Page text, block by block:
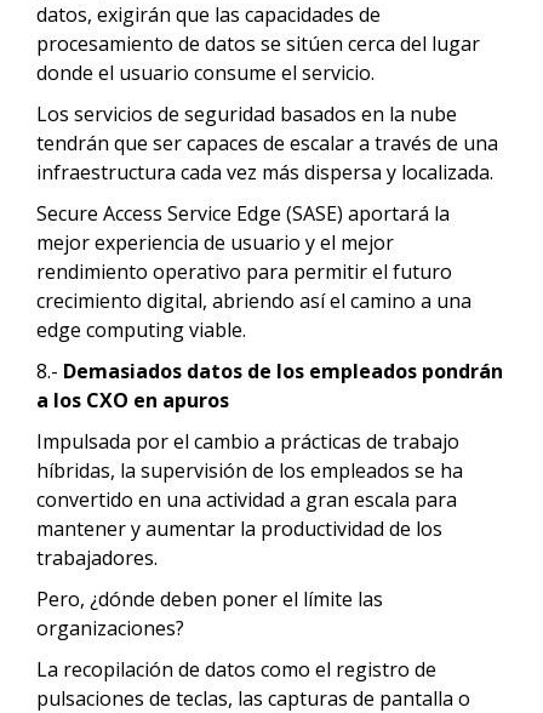
datos, exigirán que las capacidades de
procesamiento de datos se sitúen cerca del lugar
donde el usuario consume el servicio.
Los servicios de seguridad basados en la nube
tendrán que ser capaces de escalar a través de una
infraestructura cada vez más dispersa y localizada.
Secure Access Service Edge (SASE) aportará la
mejor experiencia de usuario y el mejor
rendimiento operativo para permitir el futuro
crecimiento digital, abriendo así el camino a una
edge computing viable.
8.- Demasiados datos de los empleados pondrán
a los CXO en apuros
Impulsada por el cambio a prácticas de trabajo
híbridas, la supervisión de los empleados se ha
convertido en una actividad a gran escala para
mantener y aumentar la productividad de los
trabajadores.
Pero, ¿dónde deben poner el límite las
organizaciones?
La recopilación de datos como el registro de
pulsaciones de teclas, las capturas de pantalla o